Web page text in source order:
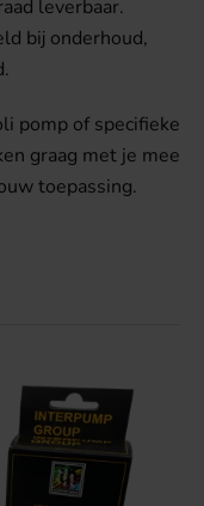
leverbaar.
bij onderhoud,
pomp of specifieke
graag met je mee
toepassing.